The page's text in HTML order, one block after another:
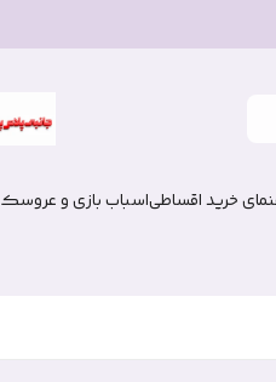
خرید اقساطیاسباب بازی و عروسک